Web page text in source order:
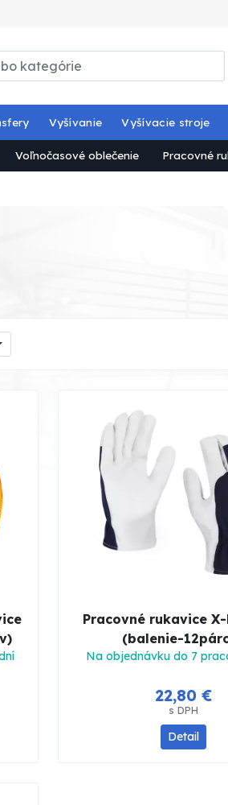
Voľnočasové oblečenie Pracovné
Vyšívanie Vyšívacie stroje
Pracovné rukavice X-
(balenie-
Na objednávku do 7
22,80 €
s DPH
Detail